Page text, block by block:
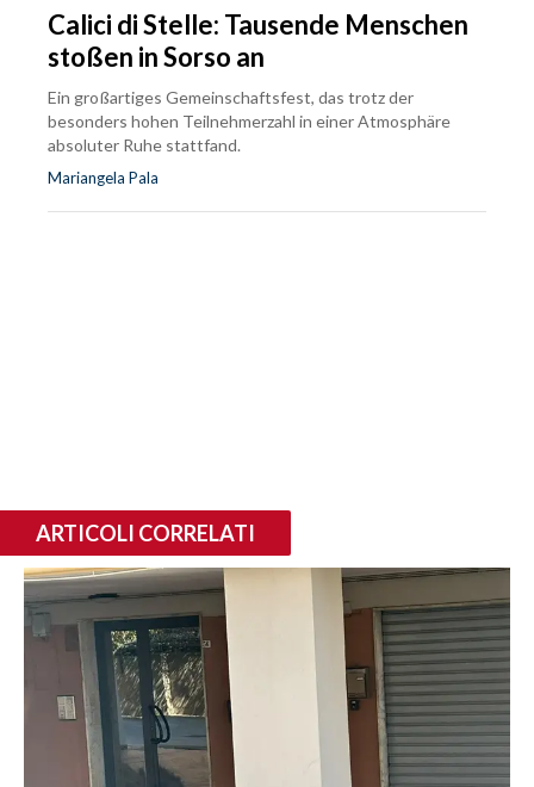
Calici di Stelle: Tausende Menschen
stoßen in Sorso an
Ein großartiges Gemeinschaftsfest, das trotz der
besonders hohen Teilnehmerzahl in einer Atmosphäre
absoluter Ruhe stattfand.
Mariangela Pala
ARTICOLI CORRELATI